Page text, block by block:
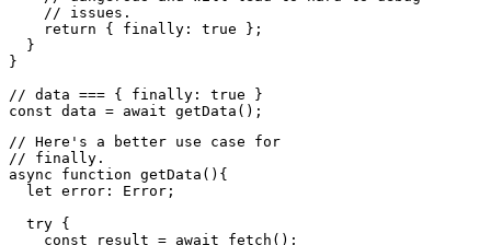
    // the return in 'try' as well as 'catch'!
    //
    // Returning inside of 'finally' is therefore
    // dangerous and will lead to hard-to-debug
    return { finally: true };
  }
// data === { finally: true }
// Here's a better use case for
// finally.
async function getData(){